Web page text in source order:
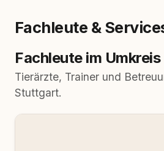
Fachleute &
Fachleute im Umkreis
Tierärzte, Trainer und
Stuttgart.